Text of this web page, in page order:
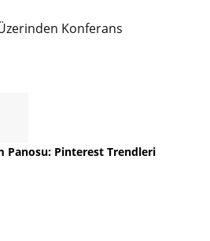
Konferans
Panosu: Pinterest Trendleri